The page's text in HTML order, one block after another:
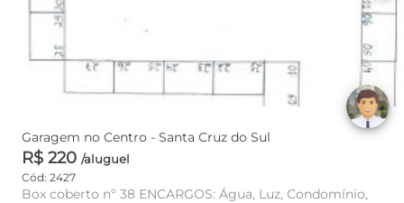
Garagem no Centro - Santa Cruz do Sul
R$ 220 /aluguel
Cód: 2427
Box coberto nº 38 ENCARGOS: Água, Luz, Condomínio,